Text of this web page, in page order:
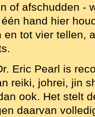
of afschudden -
hand hier
en tot vier tellen,
Eric Pearl is
reiki, johrei, jin
ook. Het stelt
daarvan